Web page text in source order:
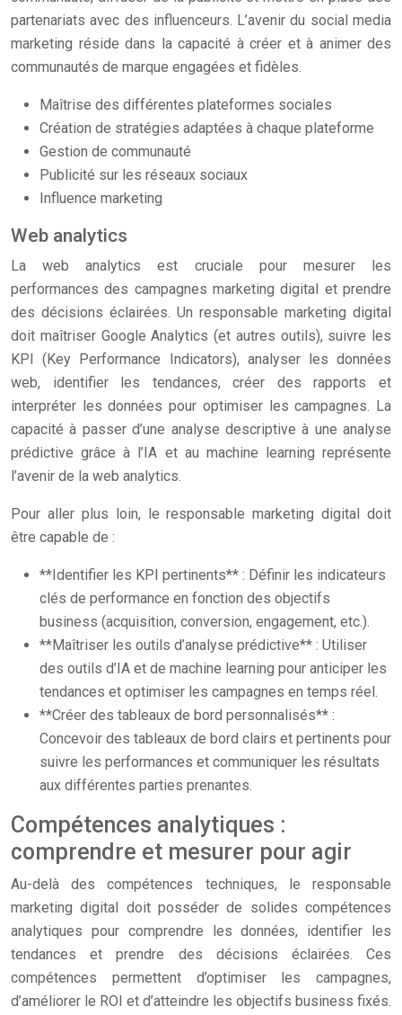
partenariats avec des influenceurs. L’avenir du social media
marketing réside dans la capacité à créer et à animer des
communautés de marque engagées et fidèles.
Maîtrise des différentes plateformes sociales
Création de stratégies adaptées à chaque plateforme
Gestion de communauté
Publicité sur les réseaux sociaux
Influence marketing
Web analytics
La web analytics est cruciale pour mesurer les
performances des campagnes marketing digital et prendre
des décisions éclairées. Un responsable marketing digital
doit maîtriser Google Analytics (et autres outils), suivre les
KPI (Key Performance Indicators), analyser les données
web, identifier les tendances, créer des rapports et
interpréter les données pour optimiser les campagnes. La
capacité à passer d’une analyse descriptive à une analyse
prédictive grâce à l’IA et au machine learning représente
l’avenir de la web analytics.
Pour aller plus loin, le responsable marketing digital doit
être capable de :
**Identifier les KPI pertinents** : Définir les indicateurs
clés de performance en fonction des objectifs
business (acquisition, conversion, engagement, etc.).
**Maîtriser les outils d’analyse prédictive** : Utiliser
des outils d’IA et de machine learning pour anticiper les
tendances et optimiser les campagnes en temps réel.
**Créer des tableaux de bord personnalisés** :
Concevoir des tableaux de bord clairs et pertinents pour
suivre les performances et communiquer les résultats
aux différentes parties prenantes.
Compétences analytiques :
comprendre et mesurer pour agir
Au-delà des compétences techniques, le responsable
marketing digital doit posséder de solides compétences
analytiques pour comprendre les données, identifier les
tendances et prendre des décisions éclairées. Ces
compétences permettent d’optimiser les campagnes,
d’améliorer le ROI et d’atteindre les objectifs business fixés.